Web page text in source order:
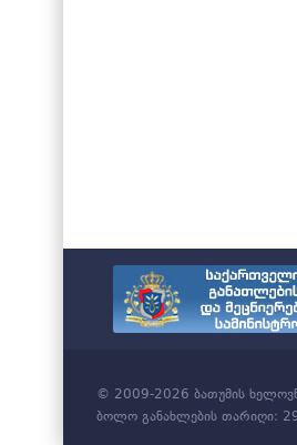
© 2009-2026 ბათუმის
ბოლო განახლების